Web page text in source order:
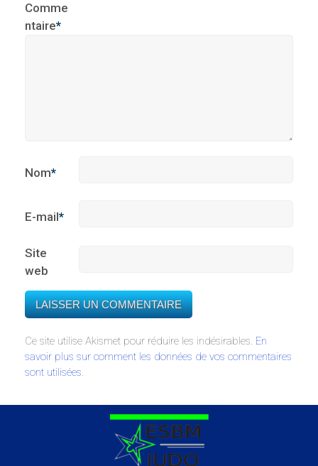
Comme
ntaire*
Nom*
E-mail*
Site
web
Ce site utilise Akismet pour réduire les indésirables. En
savoir plus sur comment les données de vos commentaires
sont utilisées.